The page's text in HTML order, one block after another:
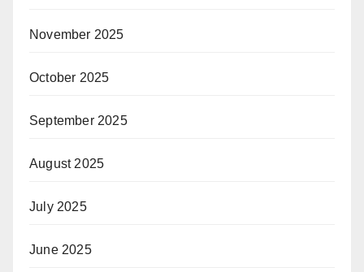
November 2025
October 2025
September 2025
August 2025
July 2025
June 2025